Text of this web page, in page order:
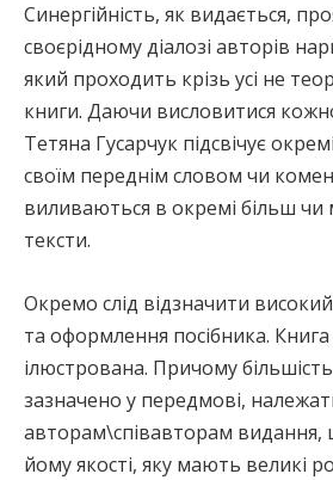
Синергійність, як видається,
своєрідному діалозі авторів
який проходить крізь усі не
книги. Даючи висловитися
Тетяна Гусарчук підсвічує
своїм переднім словом чи
виливаються в окремі більш чи
тексти.
Окремо слід відзначити високий
та оформлення посібника.
ілюстрована. Причому
зазначено у передмові,
авторам\співавторам
йому якості, яку мають великі